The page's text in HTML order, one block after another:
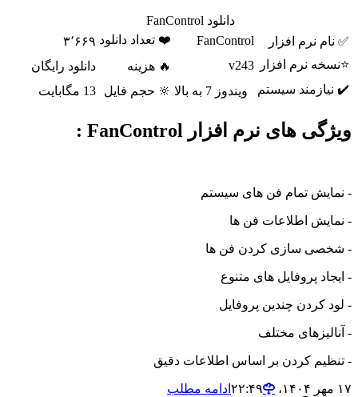
دانلود FanControl
✅ نام نرم افزار
FanControl ❤️ تعداد دانلود ۳٬۶۶۹
⭐نسخه نرم افزار
v243 🔥 هزینه
دانلود رایگان
✔️ نیازمند سیستم
ویندوز 7 به بالا 🔆 حجم فایل 13 مگابایت
ویژگی های نرم افزار FanControl :
- نمایش تمام فن های سیستم
- نمایش اطلاعات فن ها
- شخصی سازی کردن فن ها
- ایجاد پروفایل های متنوع
- لود کردن چندین پروفایل
- آنالیزهای مختلف
- تنظیم کردن بر اساس اطلاعات دقیق
۱۷ مهر ۱۴۰۴،‏ ۲۲:۴۹
ادامه مطلب